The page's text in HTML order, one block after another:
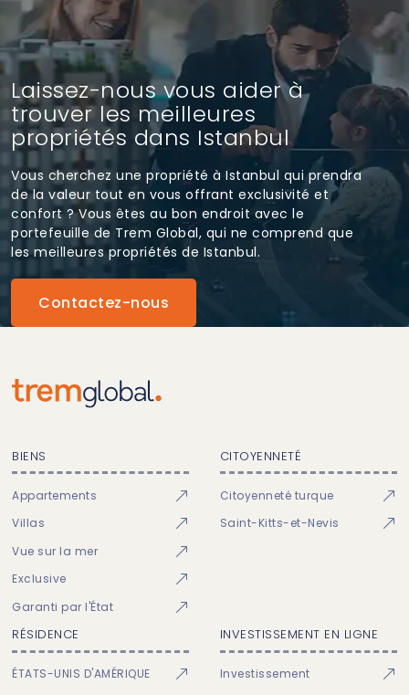
Laissez-nous vous aider à
trouver les meilleures
propriétés dans Istanbul
Vous cherchez une propriété à Istanbul qui prendra
de la valeur tout en vous offrant exclusivité et
confort ? Vous êtes au bon endroit avec le
portefeuille de Trem Global, qui ne comprend que
les meilleures propriétés de Istanbul.
Contactez-nous
BIENS
Appartements
Villas
Vue sur la mer
Exclusive
Garanti par l'État
CITOYENNETÉ
Citoyenneté turque
Saint-Kitts-et-Nevis
RÉSIDENCE
ÉTATS-UNIS D'AMÉRIQUE
INVESTISSEMENT EN LIGNE
Investissement